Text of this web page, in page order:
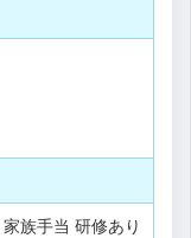
家族手当 研修あり